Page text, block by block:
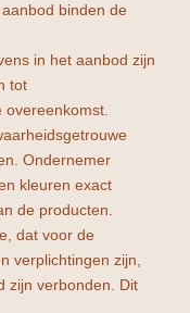
binden de
in het aanbod zijn
tot
Ondernemer
kleuren exact
de producten.
dat voor de
verplichtingen zijn,
zijn verbonden. Dit